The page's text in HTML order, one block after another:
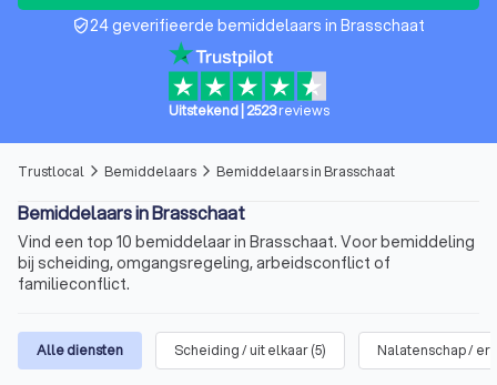
verified_user24 geverifieerde bemiddelaars in Brasschaat
Uitstekend| 2523 reviews
Trustlocal arrow_forward_ios Bemiddelaars arrow_forward_ios Bemiddelaars in Brasschaat
Bemiddelaars in Brasschaat
Vind een top 10 bemiddelaar in Brasschaat. Voor bemiddeling
bij scheiding, omgangsregeling, arbeidsconflict of
familieconflict.
Alle diensten Scheiding / uit elkaar(5) Nalatenschap /